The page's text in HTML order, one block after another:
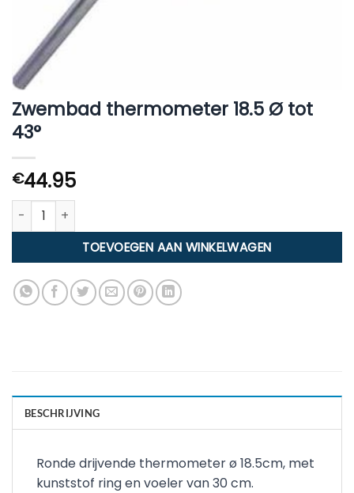
Zwembad thermometer 18.5 Ø tot
43°
€44.95
Zwembad thermometer 18.5 Ø tot 43° aantal
TOEVOEGEN AAN WINKELWAGEN
BESCHRIJVING
Ronde drijvende thermometer ø 18.5cm, met
kunststof ring en voeler van 30 cm.